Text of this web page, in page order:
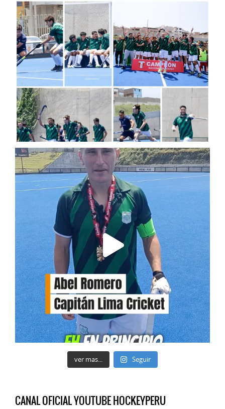
ver mas... Seguir
CANAL OFICIAL YOUTUBE HOCKEYPERU